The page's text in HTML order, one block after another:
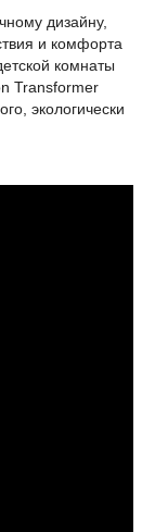
дизайну,
и комфорта
комнаты
Transformer
экологически